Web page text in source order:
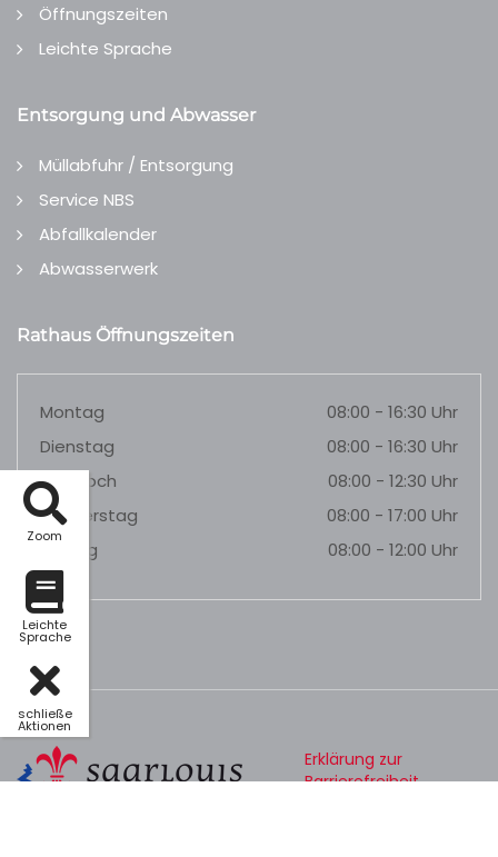
Zoom
Leichte
Sprache
schließe
Aktionen
Öffnungszeiten
Leichte Sprache
Entsorgung und Abwasser
Müllabfuhr / Entsorgung
Service NBS
Abfallkalender
Abwasserwerk
Rathaus Öffnungszeiten
Montag
08:00 - 16:30 Uhr
Dienstag
08:00 - 16:30 Uhr
Mittwoch
08:00 - 12:30 Uhr
Donnerstag
08:00 - 17:00 Uhr
Freitag
08:00 - 12:00 Uhr
Erklärung zur
Barrierefreiheit